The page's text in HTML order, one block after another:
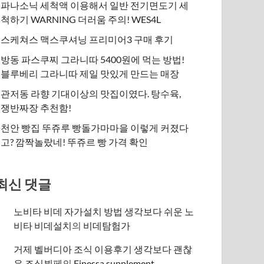
파나소닉 세척액 이용해서 일반 전기면도기 세
척하기 WARNING 더러움 주의! WES4L
스케쳐스 맥스쿠셔닝 프리미어3 구매 후기
방동 파스쿠찌 그라니따 5400원에 먹는 방법!
블루베리 그라니따 제일 맛있게 만드는 매장
관저동 라향 기대이상의 맛집이였다. 탕수육,
쟁반짜장 추천함!
천안 빵집 뚜쥬루 빵돌가마마을 이렇게 커졌다
고? 깜짝놀랐네! 뚜쥬르 빵 가격 확인
신 댓글
노비타 비데 자가설치 방법 생각보다 쉬운 노
비타 비데설치의 비데탐험가
거제 벨버디아 조식 이용후기 생각보다 괜찮